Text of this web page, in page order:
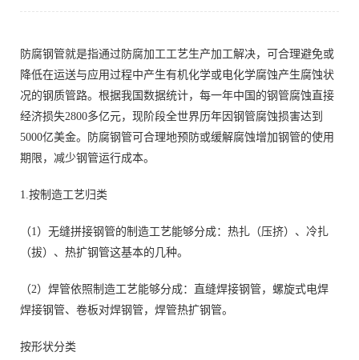
防腐钢管就是指通过防腐加工工艺生产加工解决，可合理避免或
降低在运送与应用过程中产生有机化学或电化学腐蚀产生腐蚀状
况的钢质管路。根据我国数据统计，每一年中国的钢管腐蚀直接
经济损失2800多亿元，现阶段全世界历年因钢管腐蚀损害达到
5000亿美金。防腐钢管可合理地预防或缓解腐蚀增加钢管的使用
期限，减少钢管运行成本。
1.按制造工艺归类
（1）无缝拼接钢管的制造工艺能够分成：热扎（压挤）、冷扎
（拔）、热扩钢管这基本的几种。
（2）焊管依照制造工艺能够分成：直缝焊接钢管，螺旋式电焊
焊接钢管、卷板对焊钢管，焊管热扩钢管。
按形状分类